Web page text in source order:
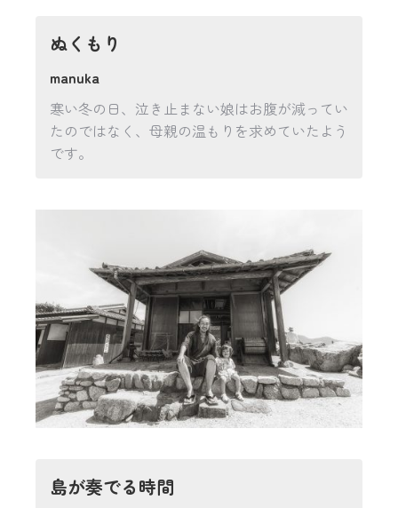
ぬくもり
manuka
寒い冬の日、泣き止まない娘はお腹が減ってい
たのではなく、母親の温もりを求めていたよう
です。
島が奏でる時間